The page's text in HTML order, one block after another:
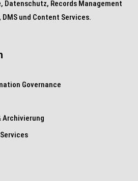
Datenschutz, Records Management
und Content Services.
Governance
Archivierung